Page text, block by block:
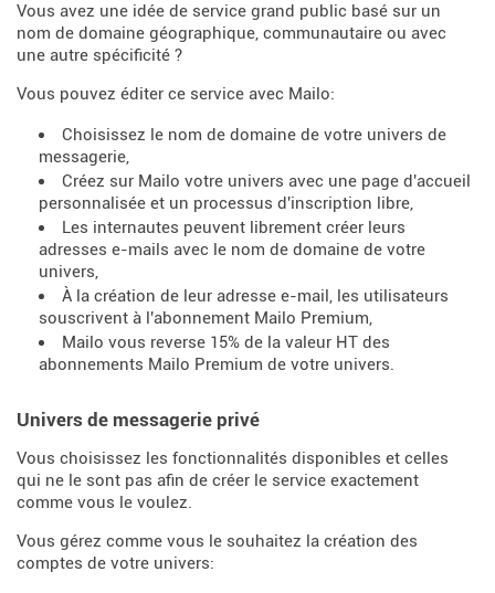
Vous avez une idée de service grand public basé sur un
nom de domaine géographique, communautaire ou avec
une autre spécificité ?
Vous pouvez éditer ce service avec Mailo:
Choisissez le nom de domaine de votre univers de
messagerie,
Créez sur Mailo votre univers avec une page d'accueil
personnalisée et un processus d'inscription libre,
Les internautes peuvent librement créer leurs
adresses e-mails avec le nom de domaine de votre
univers,
À la création de leur adresse e-mail, les utilisateurs
souscrivent à l'abonnement Mailo Premium,
Mailo vous reverse 15% de la valeur HT des
abonnements Mailo Premium de votre univers.
Univers de messagerie privé
Vous choisissez les fonctionnalités disponibles et celles
qui ne le sont pas afin de créer le service exactement
comme vous le voulez.
Vous gérez comme vous le souhaitez la création des
comptes de votre univers: